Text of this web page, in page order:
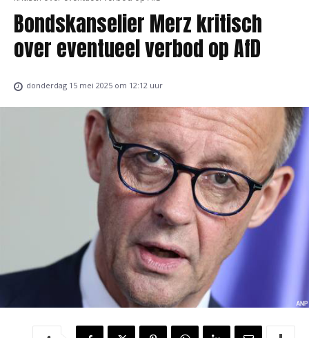
Bondskanselier Merz kritisch
over eventueel verbod op AfD
donderdag 15 mei 2025 om 12:12 uur